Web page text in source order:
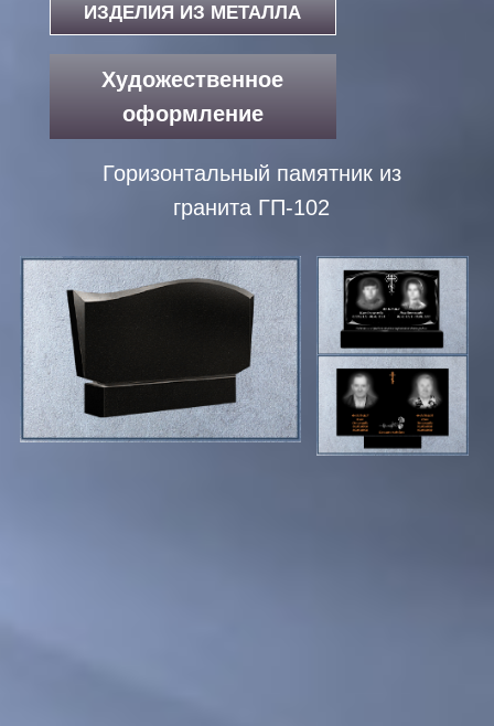
ИЗДЕЛИЯ ИЗ МЕТАЛЛА
Художественное
оформление
Горизонтальный памятник из
гранита ГП-102